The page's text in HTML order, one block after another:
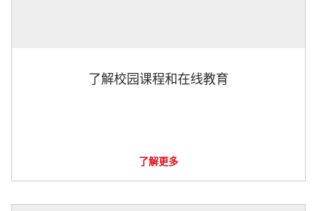
了解校园课程和在线教育
了解更多